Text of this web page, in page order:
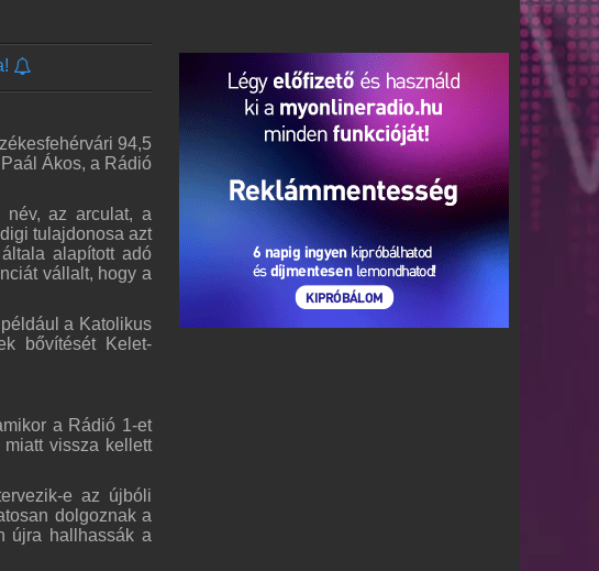
94,5
Ákos, a Rádió
név, az arculat, a
tulajdonosa azt
alapított adó
vállalt, hogy a
a Katolikus
bővítését Kelet-
a Rádió 1-et
vissza kellett
e az újbóli
dolgoznak a
újra hallhassák a